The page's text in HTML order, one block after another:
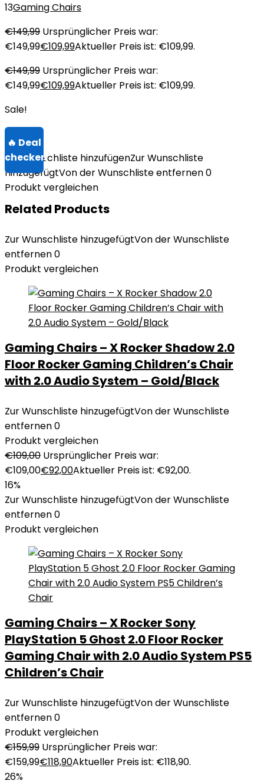
13Gaming Chairs
€149,99 Ursprünglicher Preis war:
€149,99€109,99Aktueller Preis ist: €109,99.
€149,99 Ursprünglicher Preis war:
€149,99€109,99Aktueller Preis ist: €109,99.
Sale!
Zur Wunschliste hinzufügenZur Wunschliste
hinzugefügtVon der Wunschliste entfernen0
Produkt vergleichen
Related Products
Zur Wunschliste hinzugefügtVon der Wunschliste
entfernen0
Produkt vergleichen
Gaming Chairs – X Rocker Shadow 2.0
Floor Rocker Gaming Children’s Chair
with 2.0 Audio System – Gold/Black
Zur Wunschliste hinzugefügtVon der Wunschliste
entfernen0
Produkt vergleichen
€109,00 Ursprünglicher Preis war:
€109,00€92,00Aktueller Preis ist: €92,00.
16%
Zur Wunschliste hinzugefügtVon der Wunschliste
entfernen0
Produkt vergleichen
Gaming Chairs – X Rocker Sony
PlayStation 5 Ghost 2.0 Floor Rocker
Gaming Chair with 2.0 Audio System PS5
Children’s Chair
Zur Wunschliste hinzugefügtVon der Wunschliste
entfernen0
Produkt vergleichen
€159,99 Ursprünglicher Preis war:
€159,99€118,90Aktueller Preis ist: €118,90.
26%